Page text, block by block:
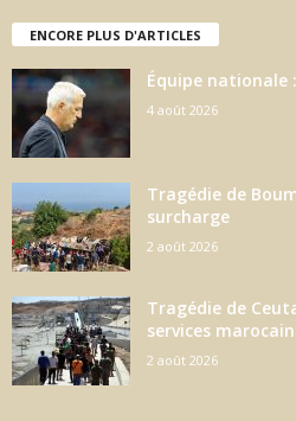
ENCORE PLUS D'ARTICLES
Équipe nationale
4 août 2026
Tragédie de
surcharge
2 août 2026
Tragédie de
services
2 août 2026